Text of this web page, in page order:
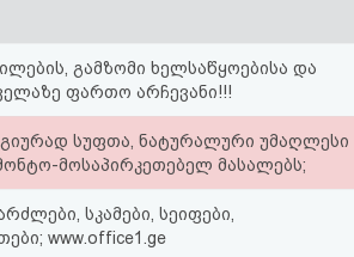
გამზომი ხელსაწყოებისა და
ფართო არჩევანი!!!
სუფთა, ნატურალური უმაღლესი
მოსაპირკეთებელ მასალებს;
სკამები, სეიფები,
www.office1.ge